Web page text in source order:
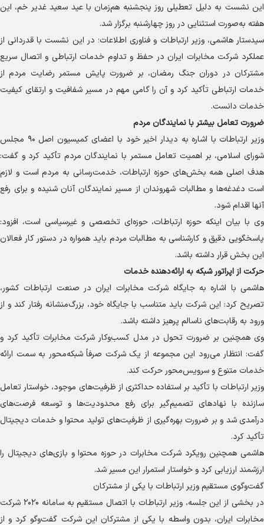
این نشست به دلیل تعطیلی روز پنجشنبه هم‌زمان با عید سعید غدیر خم، این
هفته به‌صورت استثنایی در روز چهارشنبه برگزار شد.
سیدستار هاشمی، وزیر ارتباطات و فناوری اطلاعات؛ در این نشست با قدردانی از
عملکرد شرکت مخابرات ایران در حفظ و تداوم خدمات ارتباطی و اتصال سریع
مشترکان در دوران جنگ رمضان، بر ضرورت پایش مستمر رضایت مردم از
خدمات ارتباطی تأکید کرد و آن را گامی مهم در مسیر شفافیت و ارتقای کیفیت
خدمات دانست.
ضرورت تعامل بیشتر با نمایندگان مردم
وزیر ارتباطات با اشاره به دیدار اخیر خود با اعضای کمیسیون اصل ۹۰ مجلس
شورای اسلامی، بر اهمیت تعامل مستمر با نمایندگان مردم تأکید کرد و گفت:
هدف اصلی همه بخش‌های حوزه ارتباطات، خدمت‌رسانی به مردم است و لازم
است دغدغه‌ها و مطالبات شهروندان از مسیر نمایندگان آنان شنیده و برای رفع
آنها اقدام شود.
وی با بیان اینکه حوزه ارتباطات، حوزه‌ای تخصصی و غیرسیاسی است، افزود:
پاسخگویی دقیق و کارشناسی به مطالبات مردم باید همواره در دستور کار فعالان
این بخش قرار داشته باشد.
حرکت از اپراتور شبکه به ارائه‌دهنده خدمات
هاشمی با اشاره به جایگاه شرکت مخابرات ایران در صنعت ارتباطات کشور،
تصریح کرد: این شرکت باید متناسب با جایگاه خود، بزرگ‌منشانه رفتار کند و از
ورود به رقابت‌های ناسالم پرهیز داشته باشد.
وی همچنین بر ضرورت تحول در مدل کسب‌وکار شرکت مخابرات تأکید کرد و
گفت: انتظار می‌رود این مجموعه از یک شرکت صرفاً شبکه‌محور به سمت ارائه
خدمات متنوع و سرویس‌محور حرکت کند.
وزیر ارتباطات با تأکید بر استفاده حداکثری از ظرفیت‌های موجود، خواستار تعامل
سازنده با نهاد‌های تصمیم‌گیر برای رفع محدودیت‌ها و توسعه فرصت‌های
درآمدی شد و بر ضرورت بهره‌گیری از ظرفیت‌های تولید محتوا و خدمات دیجیتال
تأکید کرد.
هاشمی همچنین رویکرد شرکت مخابرات در حوزه محتوا و بازی‌های دیجیتال را
ارزشمند ارزیابی کرد و خواستار استمرار این مسیر شد.
گفت‌وگوی مستقیم وزیر ارتباطات با یکی از مشترکان
در بخشی از این جلسه، وزیر ارتباطات با اتصال مستقیم به سامانه ۲۰۲۰ شرکت
مخابرات ایران، بدون واسطه با یکی از مشترکان این شرکت گفت‌و‌گو کرد و از